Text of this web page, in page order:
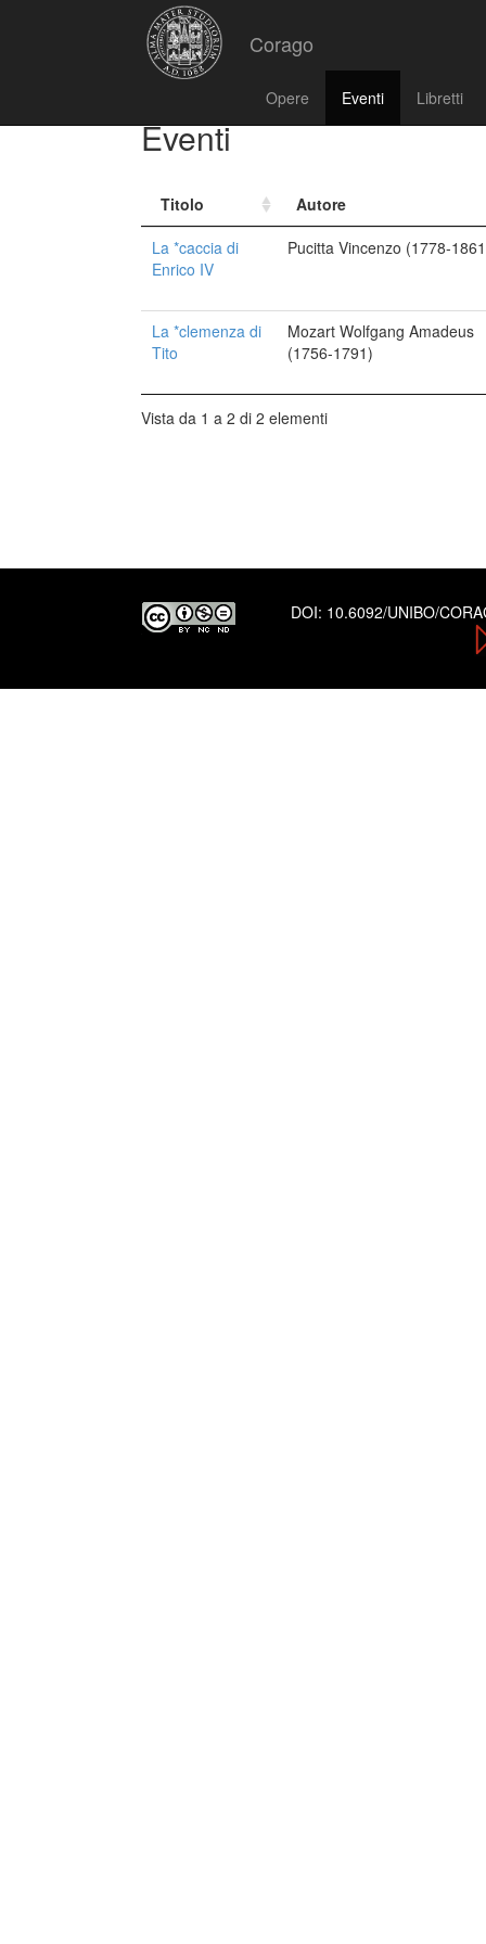
Corago
Opere Eventi Libretti
Eventi
Titolo
Autore
La *caccia di
Enrico IV
Pucitta Vincenzo (1778-
La *clemenza di
Tito
Mozart Wolfgang Amadeus
(1756-1791)
Vista da 1 a 2 di 2 elementi
DOI: 10.6092/UNIBO/